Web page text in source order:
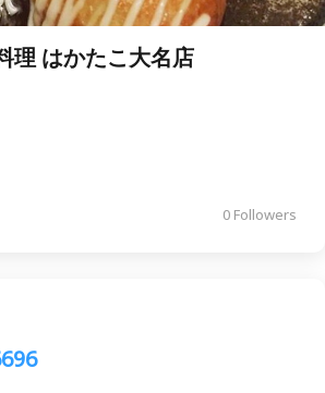
理 はかたこ大名店
0 Followers